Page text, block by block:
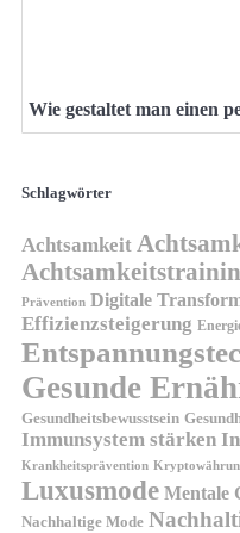
Wie gestaltet man einen
Schlagwörter
Achtsamkeit
Prävention Digitale
Effizienzsteigerung
Gesunde
Gesundheitsbewusstsein
Immunsystem stärken
Krankheitsprävention
Luxusmode Mentale
Nachhaltige Mode